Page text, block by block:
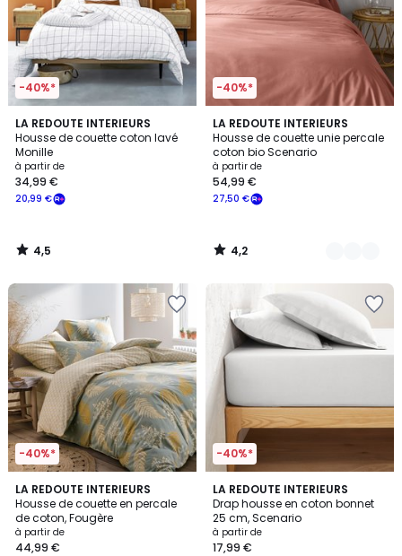
-40%*
LA REDOUTE INTERIEURS
Housse de couette coton lavé
Monille
à partir de
20,99 €
34,99 €
4,5
/ 5
4,5
/
-40%*
LA REDOUTE INTERIEURS
Housse de couette unie percale
coton bio Scenario
à partir de
27,50 €
54,99 €
4,2
/ 5
12
Couleurs
4,2
/
-40%*
LA REDOUTE INTERIEURS
Housse de couette en percale
de coton, Fougère
à partir de
44,99 €
4,7
/ 5
-40%*
LA REDOUTE INTERIEURS
Drap housse en coton bonnet
25 cm, Scenario
à partir de
17,99 €
4,2
/ 5
22
Couleurs